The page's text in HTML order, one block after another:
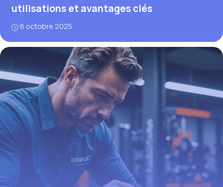
utilisations et avantages clés
6 octobre 2025